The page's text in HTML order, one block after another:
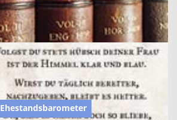
Ehestandsbarometer